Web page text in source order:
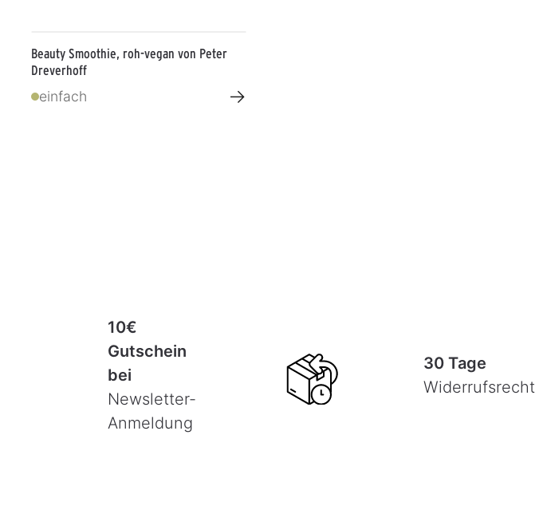
Beauty Smoothie, roh-vegan von Peter
Dreverhoff
einfach →
10€
Gutschein
bei
Newsletter-
Anmeldung
30 Tage
Widerrufsrecht